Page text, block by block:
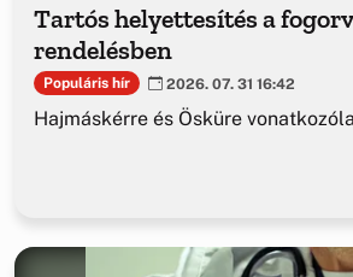
Tartós helyettesítés a
rendelésben
Populáris hír 2026. 07. 31 16:42
Hajmáskérre és Ösküre